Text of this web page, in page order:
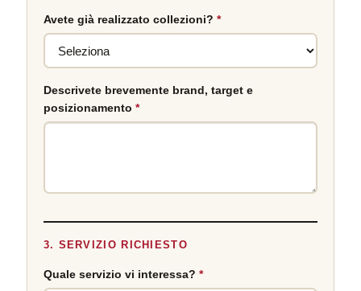
Avete già realizzato collezioni? *
Descrivete brevemente brand, target e
posizionamento *
3. SERVIZIO RICHIESTO
Quale servizio vi interessa? *